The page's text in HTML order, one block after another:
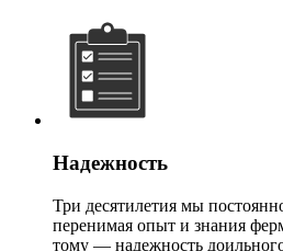
Надежность
Три десятилетия мы
перенимая опыт и знания
тому — надежность